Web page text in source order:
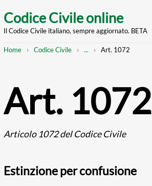
main
Codice Civile online
Il Codice Civile italiano, sempre aggiornato. BETA
Breadcrumb
Home Codice Civile
Mostra
... Art. 1072
Art. 1072
Articolo 1072 del Codice Civile
Estinzione per confusione